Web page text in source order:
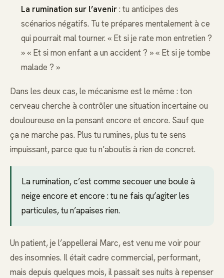
La rumination sur l’avenir: tu anticipes des
scénarios négatifs. Tu te prépares mentalement à ce
qui pourrait mal tourner. « Et si je rate mon entretien ?
» « Et si mon enfant a un accident ? » « Et si je tombe
malade ? »
Dans les deux cas, le mécanisme est le même : ton
cerveau cherche à contrôler une situation incertaine ou
douloureuse en la pensant encore et encore. Sauf que
ça ne marche pas. Plus tu rumines, plus tu te sens
impuissant, parce que tu n’aboutis à rien de concret.
La rumination, c’est comme secouer une boule à
neige encore et encore : tu ne fais qu’agiter les
particules, tu n’apaises rien.
Un patient, je l’appellerai Marc, est venu me voir pour
des insomnies. Il était cadre commercial, performant,
mais depuis quelques mois, il passait ses nuits à repenser